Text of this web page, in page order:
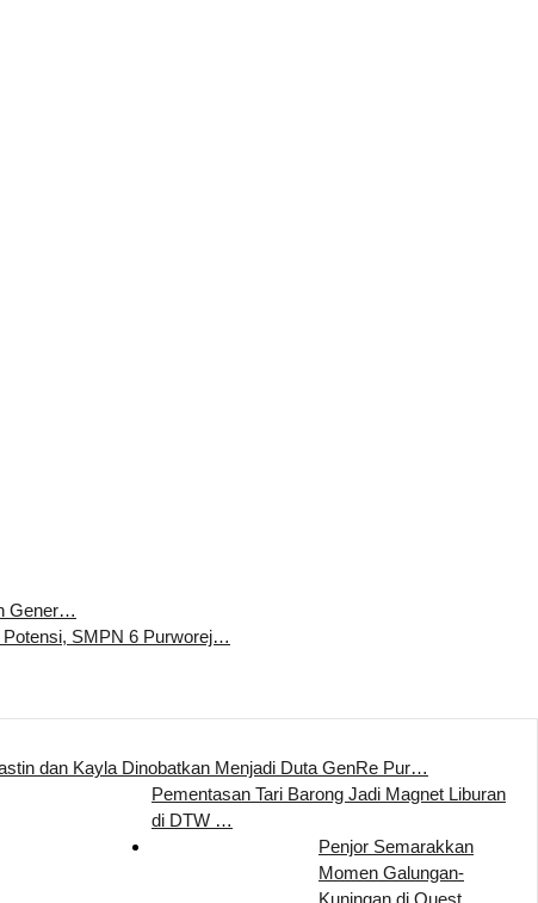
Gener…
SMPN 6 Purworej…
dan Kayla Dinobatkan Menjadi Duta GenRe Pur…
Pementasan Tari Barong Jadi Magnet Liburan
di DTW …
Penjor Semarakkan
Momen Galungan-